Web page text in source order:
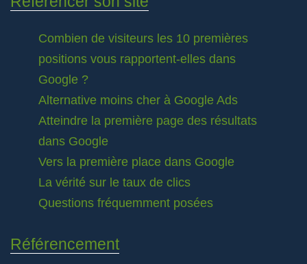
Combien de visiteurs les 10 premières
positions vous rapportent-elles dans
Google ?
Alternative moins cher à Google Ads
Atteindre la première page des résultats
dans Google
Vers la première place dans Google
La vérité sur le taux de clics
Questions fréquemment posées
Référencement